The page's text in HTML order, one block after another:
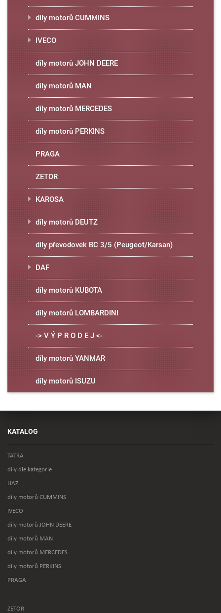
díly motorů CUMMINS
IVECO
díly motorů JOHN DEERE
díly motorů MAN
díly motorů MERCEDES
díly motorů PERKINS
PRAGA
ZETOR
KAROSA
díly motorů DEUTZ
díly převodovek BC 3/5 (Peugeot/Karsan)
DAF
díly motorů KUBOTA
díly motorů LOMBARDINI
-> V Ý P R O D E J <-
díly motorů YANMAR
díly motorů ISUZU
KATALOG
TATRA
díly dle kategorie
LIAZ
díly motorů CUMMINS
IVECO
díly motorů JOHN DEERE
díly motorů MAN
díly motorů MERCEDES
díly motorů PERKINS
PRAGA
ZETOR